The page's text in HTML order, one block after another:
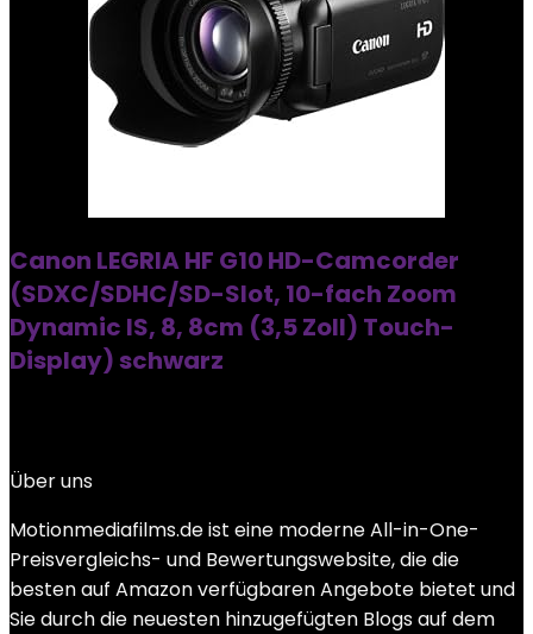
Canon LEGRIA HF G10 HD-Camcorder
(SDXC/SDHC/SD-Slot, 10-fach Zoom
Dynamic IS, 8, 8cm (3,5 Zoll) Touch-
Display) schwarz
Über uns
Motionmediafilms.de ist eine moderne All-in-One-
Preisvergleichs- und Bewertungswebsite, die die
besten auf Amazon verfügbaren Angebote bietet und
Sie durch die neuesten hinzugefügten Blogs auf dem